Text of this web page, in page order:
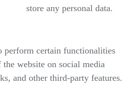
store any personal data.
perform certain functionalities
website on social media
and other third-party features.